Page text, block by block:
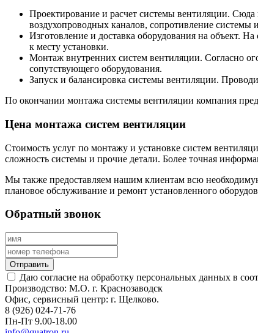
Проектирование и расчет системы вентиляции. Сюда
воздухопроводных каналов, сопротивление системы
Изготовление и доставка оборудования на объект.
к месту установки.
Монтаж внутренних систем вентиляции. Согласно
сопутствующего оборудования.
Запуск и балансировка системы вентиляции.
По окончании монтажа системы вентиляции компания
Цена монтажа систем вентиляции
Стоимость услуг по монтажу и установке систем
сложность системы и прочие детали. Более точная
Мы также предоставляем нашим клиентам всю
плановое обслуживание и ремонт установленного
Обратный звонок
Отправить
Даю согласие на обработку персональных данных в
Производство: М.О. г. Краснозаводск
Офис, сервисный центр: г. Щелково.
8 (926) 024-71-76
Пн-Пт 9.00-18.00